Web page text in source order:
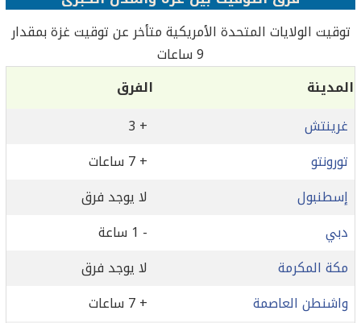
توقيت الولايات المتحدة الأمريكية متأخر عن توقيت غزة بمقدار
9 ساعات
المدينة
الفرق
غرينتش
+ 3
تورونتو
+ 7 ساعات
إسطنبول
لا يوجد فرق
دبي
- 1 ساعة
مكة المكرمة
لا يوجد فرق
واشنطن العاصمة
+ 7 ساعات